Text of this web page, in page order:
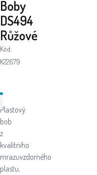
Boby
DS494
Růžové
Kód:
K22679
Plastový
bob
z
kvalitního
mrazuvzdorného
plastu,